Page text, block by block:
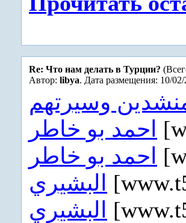
Re: Что нам делать в Турции?
Автор: libya. Дата размещения: 10/02/
وسيرتهم
احمد بو خاطر
احمد بو خاطر
البشيري
البشيري